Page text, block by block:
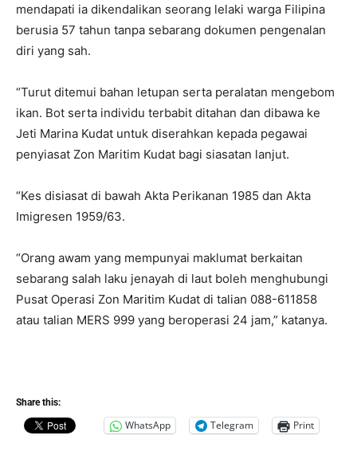
mendapati ia dikendalikan seorang lelaki warga Filipina
berusia 57 tahun tanpa sebarang dokumen pengenalan
diri yang sah.
“Turut ditemui bahan letupan serta peralatan mengebom
ikan. Bot serta individu terbabit ditahan dan dibawa ke
Jeti Marina Kudat untuk diserahkan kepada pegawai
penyiasat Zon Maritim Kudat bagi siasatan lanjut.
“Kes disiasat di bawah Akta Perikanan 1985 dan Akta
Imigresen 1959/63.
“Orang awam yang mempunyai maklumat berkaitan
sebarang salah laku jenayah di laut boleh menghubungi
Pusat Operasi Zon Maritim Kudat di talian 088-611858
atau talian MERS 999 yang beroperasi 24 jam,” katanya.
Share this:
WhatsApp Telegram Print